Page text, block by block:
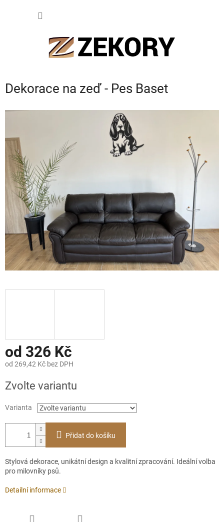
Dekorace na zeď - Pes Baset
od 326 Kč
od 269,42 Kč bez DPH
cena:
Zvolte variantu
Varianta
Přidat do košíku
Stylová dekorace, unikátní design a kvalitní zpracování. Ideální volba
pro milovníky psů.
Detailní informace